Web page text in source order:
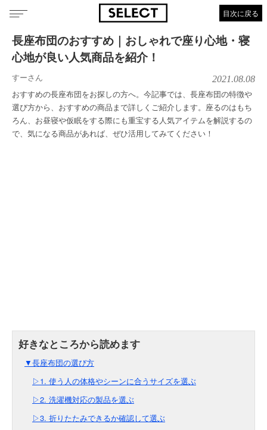
目次に戻る
長座布団のおすすめ｜おしゃれで座り心地・寝
心地が良い人気商品を紹介！
すーさん 2021.08.08
おすすめの長座布団をお探しの方へ。今記事では、長座布団の特徴や
選び方から、おすすめの商品まで詳しくご紹介します。座るのはもち
ろん、お昼寝や仮眠をする際にも重宝する人気アイテムを解説するの
で、気になる商品があれば、ぜひ活用してみてください！
▼長座布団の選び方
▷1. 使う人の体格やシーンに合うサイズを選ぶ
▷2. 洗濯機対応の製品を選ぶ
▷3. 折りたたみできるか確認して選ぶ